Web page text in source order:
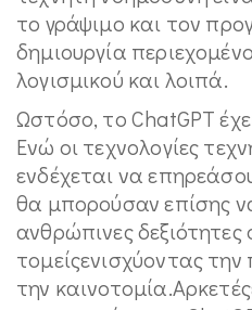
το γράψιμο και τον
δημιουργία
λογισμικού και λοιπά.
Ωστόσο, το ChatGPT
Ενώ οι τεχνολογίες
ενδέχεται να
θα μπορούσαν επίσης
ανθρώπινες δεξιότητες
τομείςενισχύοντας
την